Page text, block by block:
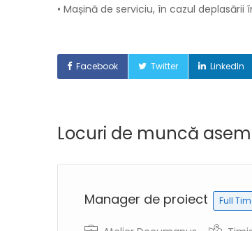
• Mașină de serviciu, în cazul deplasării
Facebook Twitter LinkedIn
Locuri de muncă
Manager de proiect Full